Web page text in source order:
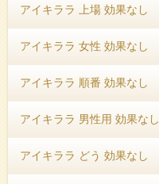
アイキララ 上場 効果なし
アイキララ 女性 効果なし
アイキララ 順番 効果なし
アイキララ 男性用 効果なし
アイキララ どう 効果なし